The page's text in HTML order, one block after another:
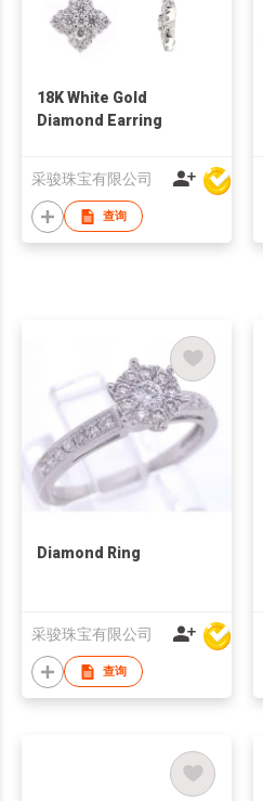
18K White Gold
Diamond Earring
采骏珠宝有限公司
查询
Diamond Ring
采骏珠宝有限公司
查询